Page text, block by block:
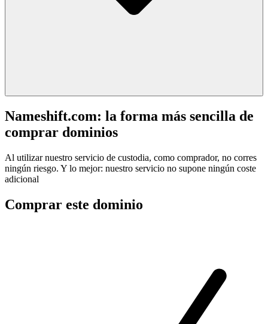
Nameshift.com: la forma más sencilla de
comprar dominios
Al utilizar nuestro servicio de custodia, como comprador, no corres
ningún riesgo. Y lo mejor: nuestro servicio no supone ningún coste
adicional
Comprar este dominio